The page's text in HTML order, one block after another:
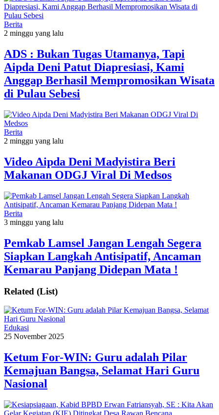
Berita
2 minggu yang lalu
ADS : Bukan Tugas Utamanya, Tapi
Aipda Deni Patut Diapresiasi, Kami
Anggap Berhasil Mempromosikan Wisata
di Pulau Sebesi
Berita
2 minggu yang lalu
Video Aipda Deni Madyistira Beri
Makanan ODGJ Viral Di Medsos
Berita
3 minggu yang lalu
Pemkab Lamsel Jangan Lengah Segera
Siapkan Langkah Antisipatif, Ancaman
Kemarau Panjang Didepan Mata !
Related (List)
Edukasi
25 November 2025
Ketum For-WIN: Guru adalah Pilar
Kemajuan Bangsa, Selamat Hari Guru
Nasional